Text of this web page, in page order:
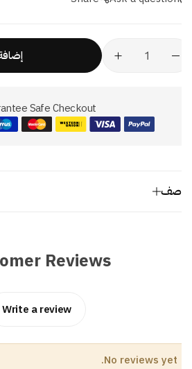
إضافة
Safe Checkout:
Reviews
Write a review
No reviews yet.